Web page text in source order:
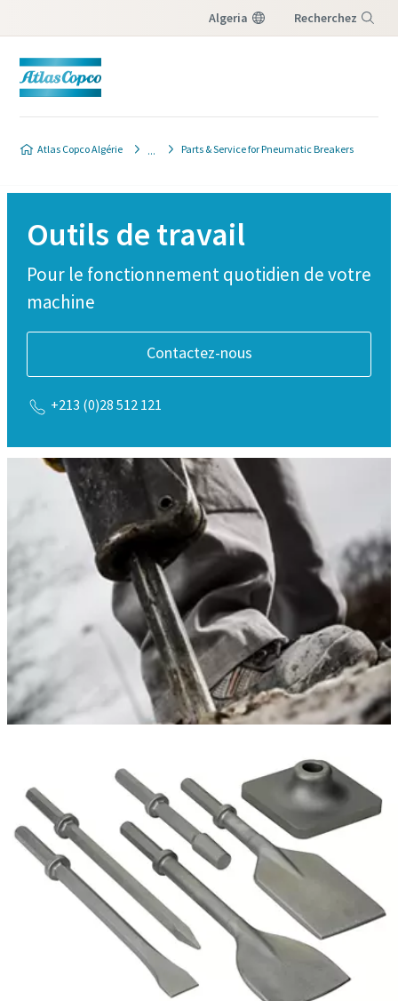
Algeria Recherchez
Atlas Copco Algérie Parts & Service for Pneumatic Breakers
Offre spéciale sur les outils hydrauliques
Découvrez nos packs d'outils hydrauliques et choisissez
Outils de travail
Pour le fonctionnement quotidien de votre
machine
Contactez-nous
+213 (0)28 512 121